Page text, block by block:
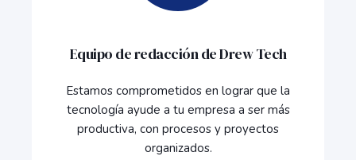
Equipo de redacción de Drew Tech
Estamos comprometidos en lograr que la
tecnología ayude a tu empresa a ser más
productiva, con procesos y proyectos
organizados.